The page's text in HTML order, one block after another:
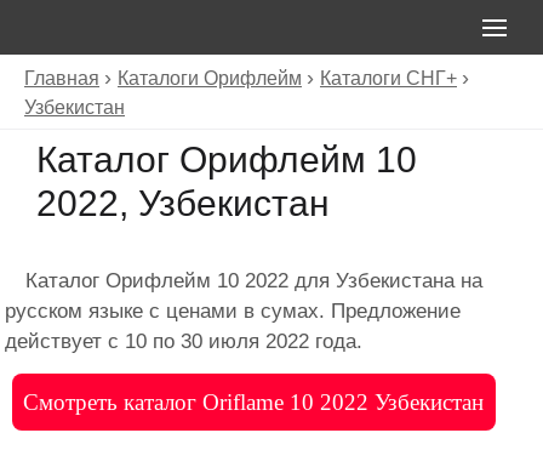
Главная Каталоги Орифлейм
Каталоги СНГ+
Узбекистан
Каталог Орифлейм 10
2022, Узбекистан
Каталог Орифлейм 10 2022 для Узбекистана на
русском языке с ценами в сумах. Предложение
действует с 10 по 30 июля 2022 года.
Смотреть каталог Oriflame 10 2022 Узбекистан